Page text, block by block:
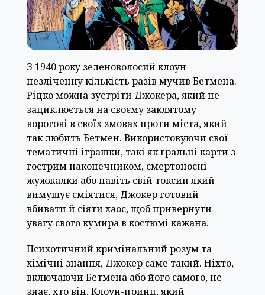
З 1940 року зеленоволосий клоун
незліченну кількість разів мучив Бетмена.
Рідко можна зустріти Джокера, який не
зациклюється на своєму заклятому
ворогові в своїх змовах проти міста, який
так любить Бетмен. Використовуючи свої
тематичні іграшки, такі як гральні карти з
гострим наконечником, смертоносні
жужжалки або навіть свій токсин який
вимушує сміятися, Джокер готовий
вбивати й сіяти хаос, щоб привернути
увагу свого кумира в костюмі кажана.
Психотичний кримінальний розум та
хімічні знання, Джокер саме такий. Ніхто,
включаючи Бетмена або його самого, не
знає, хто він. Клоун-принц, який